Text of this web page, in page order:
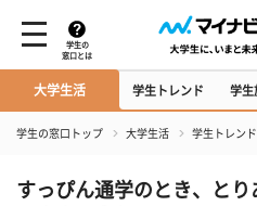
学生の
窓口とは
大学生活 学生トレンド 学生
学生の窓口トップ 大学生活 学生トレンド
すっぴん通学のとき、と